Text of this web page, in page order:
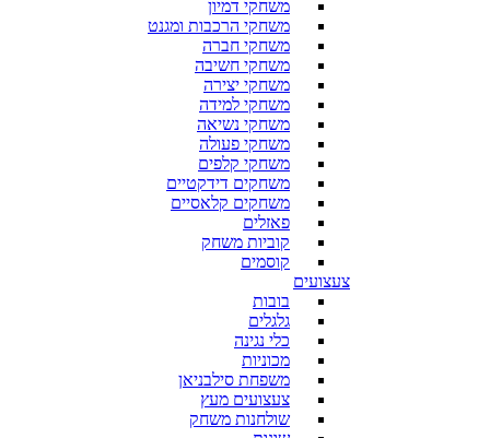
משחקי דמיון
משחקי הרכבות ומגנט
משחקי חברה
משחקי חשיבה
משחקי יצירה
משחקי למידה
משחקי נשיאה
משחקי פעולה
משחקי קלפים
משחקים דידקטיים
משחקים קלאסיים
פאזלים
קוביות משחק
קוסמים
צעצועים
בובות
גלגלים
כלי נגינה
מכוניות
משפחת סילבניאן
צעצועים מעץ
שולחנות משחק